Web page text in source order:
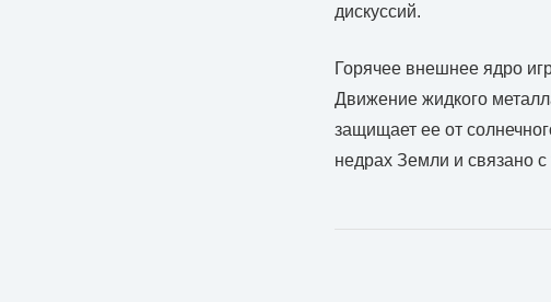
дискуссий.
Горячее внешнее ядро
Движение жидкого
защищает ее от
недрах Земли и связано